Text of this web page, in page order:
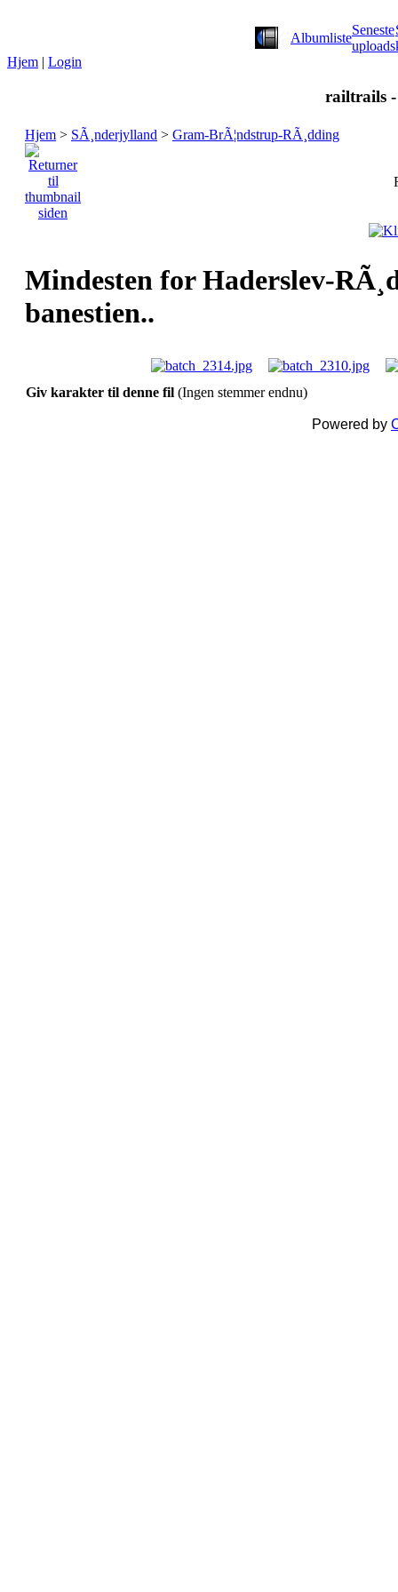
Albumliste
Seneste
uploads
Hjem | Login
railtrails
Hjem > SÃ¸nderjylland > Gram-BrÃ¦ndstrup-RÃ¸dding
Mindesten for Haderslev-
banestien..
Giv karakter til denne fil (Ingen stemmer endnu)
Powered by